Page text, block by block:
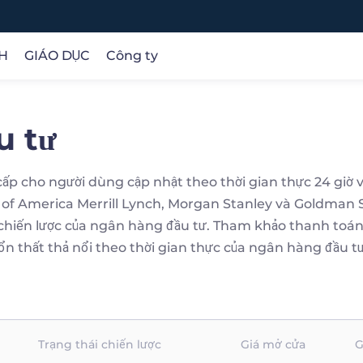
Chỉ số
Cổ phiếu
Tiền điện tử
Nghiên cứu
Lịch kinh tế
GIÁO DỤC
Các sản phẩm
Thương mại
Cơ bản
Kỹ thuật
Công ty
Giấy phép
chọn chúng tôi
tư
cho người dùng cập nhật theo thời gian thực 24 giờ
America Merrill Lynch, Morgan Stanley và Goldman
lược của ngân hàng đầu tư. Tham khảo thanh
thất thả nổi theo thời gian thực của ngân hàng đầu
Trạng thái chiến lược Giá mở cửa